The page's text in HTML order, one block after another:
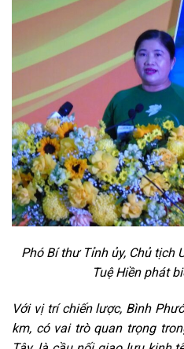
Phó Bí thư Tỉnh ủy, Chủ tịch
Tuệ Hiền phát
Với vị trí chiến lược, Bình
km, có vai trò quan trọng